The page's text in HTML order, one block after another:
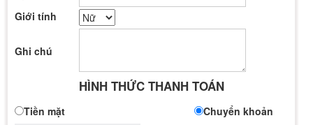
Giới tính
Ghi chú
HÌNH THỨC THANH TOÁN
Tiền mặt
Chuyển khoản